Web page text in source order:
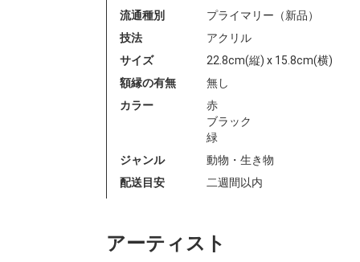
流通種別
プライマリー（新品）
技法
アクリル
サイズ
22.8cm(縦) x 15.8cm(横)
額縁の有無
無し
カラー
赤
ブラック
緑
ジャンル
動物・生き物
配送目安
二週間以内
アーティスト